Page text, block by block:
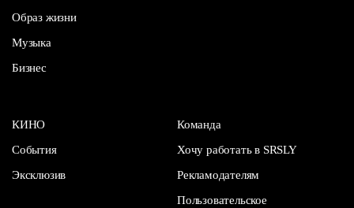
Образ жизни
Музыка
Бизнес
КИНО
События
Эксклюзив
Команда
Хочу работать в SRSLY
Рекламодателям
Пользовательское